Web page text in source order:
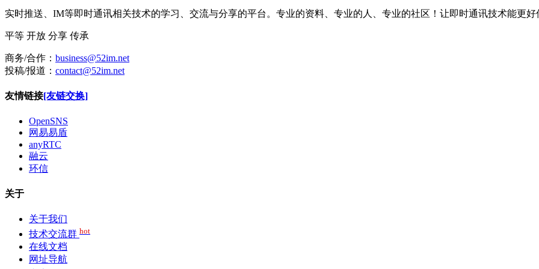
实时推送、IM等即时通讯相关技术的学习、交流与分享的平台。专业的资料、专业的人、专业的社区！让即时通讯技术能更好
平等 开放 分享 传承
商务/合作： business@52im.net
投稿/报道： contact@52im.net
友情链接[友链交换]
OpenSNS
网易易盾
anyRTC
融云
环信
关于
关于我们
技术交流群 hot
在线文档
网址导航